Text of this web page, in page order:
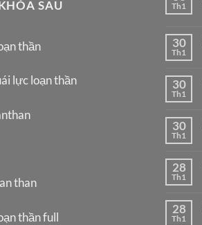
SAU
thần
lực loạn thần
than
thần full
Th1
30
Th1
30
Th1
30
Th1
28
Th1
28
Th1